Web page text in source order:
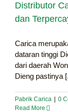
Distributor
dan
Carica
dataran tinggi
dari daerah
Dieng pastinya
Pabrik Carica
0
Read More